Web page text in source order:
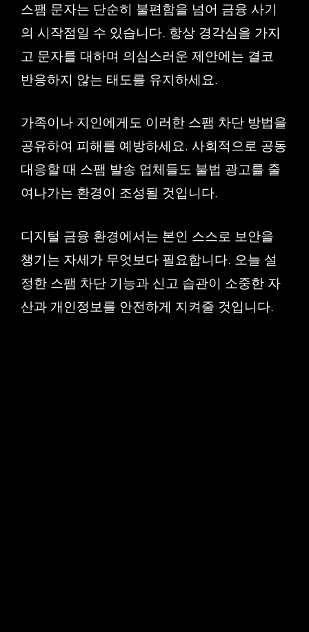
스팸 문자는 단순히 불편함을 넘어 금융 사기
의 시작점일 수 있습니다. 항상 경각심을 가지
고 문자를 대하며 의심스러운 제안에는 결코
반응하지 않는 태도를 유지하세요.
가족이나 지인에게도 이러한 스팸 차단 방법을
공유하여 피해를 예방하세요. 사회적으로 공동
대응할 때 스팸 발송 업체들도 불법 광고를 줄
여나가는 환경이 조성될 것입니다.
디지털 금융 환경에서는 본인 스스로 보안을
챙기는 자세가 무엇보다 필요합니다. 오늘 설
정한 스팸 차단 기능과 신고 습관이 소중한 자
산과 개인정보를 안전하게 지켜줄 것입니다.